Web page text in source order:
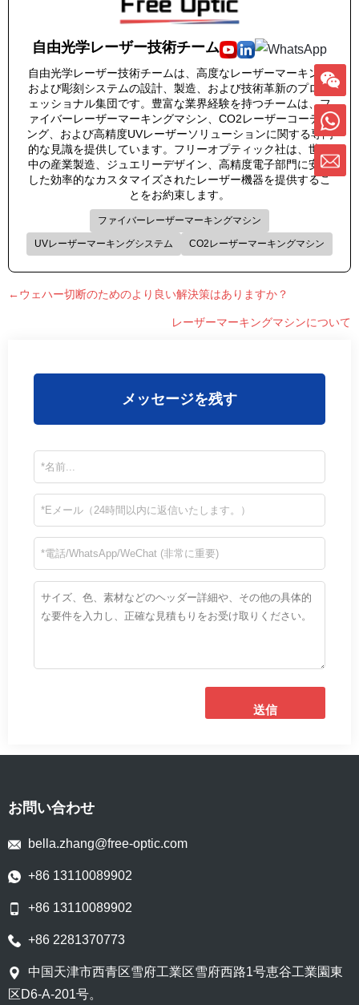
自由光学レーザー技術チーム
自由光学レーザー技術チームは、高度なレーザーマーキング
および彫刻システムの設計、製造、および技術革新のプロフ
ェッショナル集団です。豊富な業界経験を持つチームは、フ
ァイバーレーザーマーキングマシン、CO2レーザーコーディ
ング、および高精度UVレーザーソリューションに関する専門
的な見識を提供しています。フリーオプティック社は、世界
中の産業製造、ジュエリーデザイン、高精度電子部門に安定
した効率的なカスタマイズされたレーザー機器を提供するこ
とをお約束します。
ファイバーレーザーマーキングマシン
UVレーザーマーキングシステム CO2レーザーマーキングマシン
←ウェハー切断のためのより良い解決策はありますか？
レーザーマーキングマシンについて
メッセージを残す
送信
お問い合わせ
bella.zhang@free-optic.com
+86 13110089902
+86 13110089902
+86 2281370773
中国天津市西青区雪府工業区雪府西路1号恵谷工業園東
区D6-A-201号。